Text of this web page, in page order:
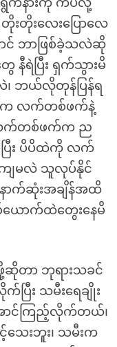
းရွက်နားကို ကပ်လို့
တိုးလေးပြောလေ
င် ဘာဖြစ်ခဲ့သလဲဆို
နီရဲပြီး ရှက်သွားမိ
၊ ဘယ်လိုတုန်ပြန်ရ
က လက်တစ်ဖက်နဲ့
လက်တစ်ဖက်က ည
း ပိပိထဲကို လက်
ျမလဲ သူလုပ်နိုင်
ာက်ဆုံးအချိန်အထိ
ာက်ထဲတွေးနေမိ
ဆိုတာ ဘုရားသခင်
ြီး သမီးရေချိုး
ောင်ကြည့်လိုက်တယ်၊
င့်သေးဘူး၊ သမီးက